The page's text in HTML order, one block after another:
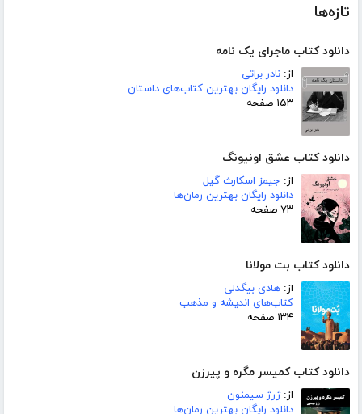
تازه‌ها
دانلود کتاب ماجرای یک نامه
از: نادر براتی
دانلود رایگان بهترین کتاب‌های داستان
۱۵۳ صفحه
دانلود کتاب عشق اونیونگ
از: جیمز اسکارث گیل
دانلود رایگان بهترین رمان‌ها
۷۳ صفحه
دانلود کتاب بت مولانا
از: هادی بیگدلی
کتاب‌های اندیشه و مذهب
۱۳۴ صفحه
دانلود کتاب کمیسر مگره و پیرزن
از:ژرژ سیمنون
دانلود رایگان بهترین رمان‌ها